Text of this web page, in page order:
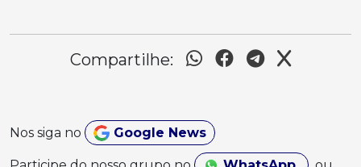
Compartilhe:
Nos siga no Google News